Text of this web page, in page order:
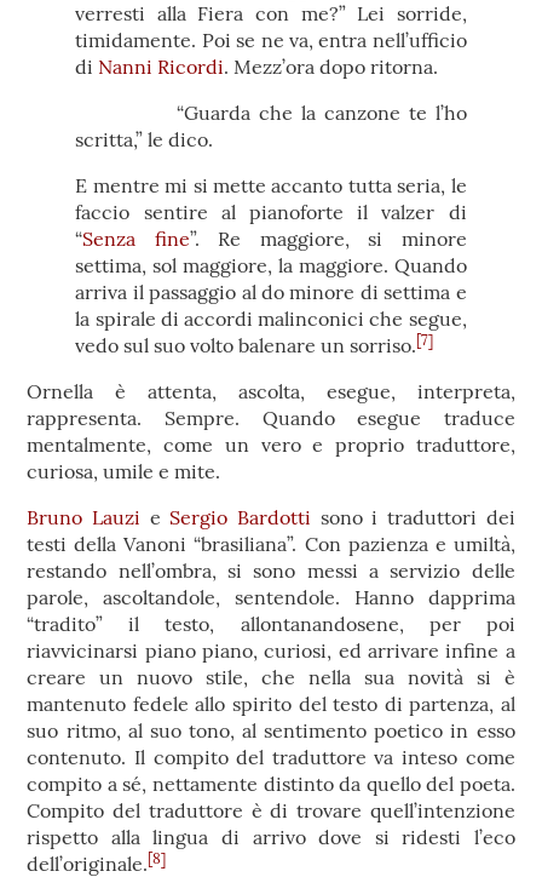
verresti alla Fiera con me?” Lei sorride,
timidamente. Poi se ne va, entra nell’ufficio
di Nanni Ricordi. Mezz’ora dopo ritorna.
“Guarda che la canzone te l’ho
scritta,” le dico.
E mentre mi si mette accanto tutta seria, le
faccio sentire al pianoforte il valzer di
“Senza fine”. Re maggiore, si minore
settima, sol maggiore, la maggiore. Quando
arriva il passaggio al do minore di settima e
la spirale di accordi malinconici che segue,
vedo sul suo volto balenare un sorriso.[7]
Ornella è attenta, ascolta, esegue, interpreta,
rappresenta. Sempre. Quando esegue traduce
mentalmente, come un vero e proprio traduttore,
curiosa, umile e mite.
Bruno Lauzi e Sergio Bardotti sono i traduttori dei
testi della Vanoni “brasiliana”. Con pazienza e umiltà,
restando nell’ombra, si sono messi a servizio delle
parole, ascoltandole, sentendole. Hanno dapprima
“tradito” il testo, allontanandosene, per poi
riavvicinarsi piano piano, curiosi, ed arrivare infine a
creare un nuovo stile, che nella sua novità si è
mantenuto fedele allo spirito del testo di partenza, al
suo ritmo, al suo tono, al sentimento poetico in esso
contenuto. Il compito del traduttore va inteso come
compito a sé, nettamente distinto da quello del poeta.
Compito del traduttore è di trovare quell’intenzione
rispetto alla lingua di arrivo dove si ridesti l’eco
dell’originale.[8]